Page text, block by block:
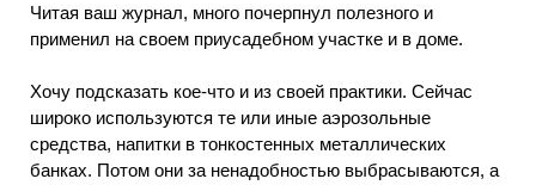
Читая ваш журнал, много почерпнул полезного и
применил на своем приусадебном участке и в доме.
Хочу подсказать кое-что и из своей практики. Сейчас
широко используются те или иные аэрозольные
средства, напитки в тонкостенных металлических
банках. Потом они за ненадобностью выбрасываются, а